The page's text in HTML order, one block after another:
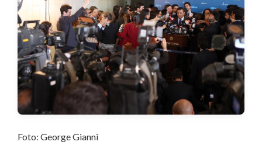
Foto: George Gianni